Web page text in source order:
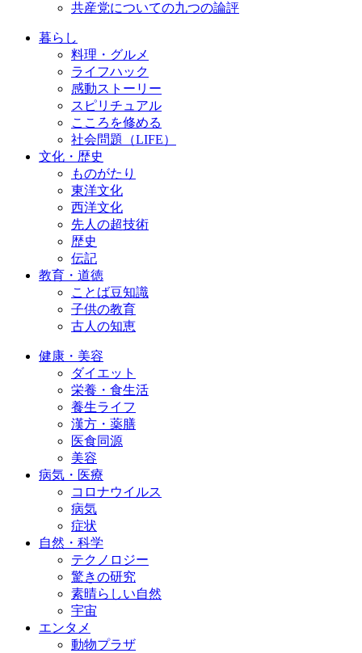
共産党についての九つの論評
暮らし
料理・グルメ
ライフハック
感動ストーリー
スピリチュアル
こころを修める
社会問題（LIFE）
文化・歴史
ものがたり
東洋文化
西洋文化
先人の超技術
歴史
伝記
教育・道徳
ことば豆知識
子供の教育
古人の知恵
健康・美容
ダイエット
栄養・食生活
養生ライフ
漢方・薬膳
医食同源
美容
病気・医療
コロナウイルス
病気
症状
自然・科学
テクノロジー
驚きの研究
素晴らしい自然
宇宙
エンタメ
動物プラザ